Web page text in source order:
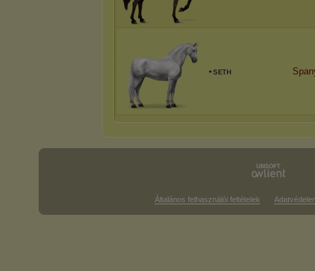
⋆sᴇᴛʜ
Általános felhasználói feltételek